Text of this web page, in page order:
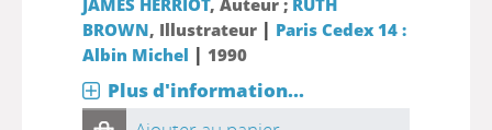
JAMES HERRIOT, Auteur ; RUTH
BROWN, Illustrateur | Paris Cedex 14 :
Albin Michel | 1990
Plus d'information...